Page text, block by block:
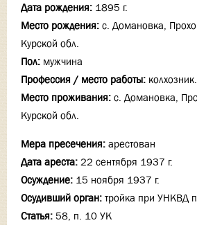
Дата рождения: 1895 г.
Место рождения: с. Домановка,
Курской обл.
Пол: мужчина
Профессия / место работы: колхозник.
Место проживания: с. Домановка,
Курской обл.
Мера пресечения: арестован
Дата ареста: 22 сентября 1937 г.
Осуждение: 15 ноября 1937 г.
Осудивший орган: тройка при УНКВД
Статья: 58, п. 10 УК